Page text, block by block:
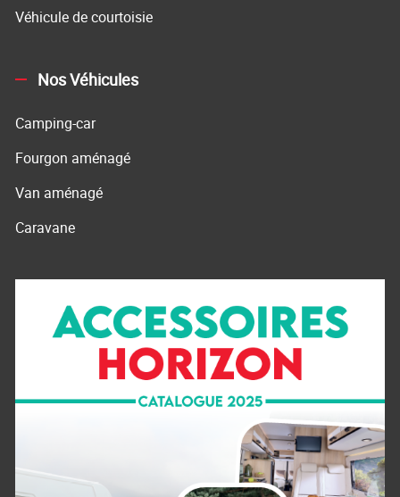
Véhicule de courtoisie
Nos Véhicules
Camping-car
Fourgon aménagé
Van aménagé
Caravane